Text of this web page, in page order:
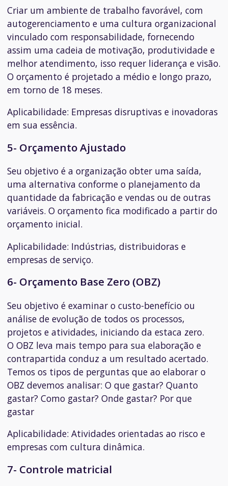
Criar um ambiente de trabalho favorável, com
autogerenciamento e uma cultura organizacional
vinculado com responsabilidade, fornecendo
assim uma cadeia de motivação, produtividade e
melhor atendimento, isso requer liderança e visão.
O orçamento é projetado a médio e longo prazo,
em torno de 18 meses.
Aplicabilidade: Empresas disruptivas e inovadoras
em sua essência.
5- Orçamento Ajustado
Seu objetivo é a organização obter uma saída,
uma alternativa conforme o planejamento da
quantidade da fabricação e vendas ou de outras
variáveis. O orçamento fica modificado a partir do
orçamento inicial.
Aplicabilidade: Indústrias, distribuidoras e
empresas de serviço.
6- Orçamento Base Zero (OBZ)
Seu objetivo é examinar o custo-benefício ou
análise de evolução de todos os processos,
projetos e atividades, iniciando da estaca zero.
O OBZ leva mais tempo para sua elaboração e
contrapartida conduz a um resultado acertado.
Temos os tipos de perguntas que ao elaborar o
OBZ devemos analisar: O que gastar? Quanto
gastar? Como gastar? Onde gastar? Por que
gastar
Aplicabilidade: Atividades orientadas ao risco e
empresas com cultura dinâmica.
7- Controle matricial